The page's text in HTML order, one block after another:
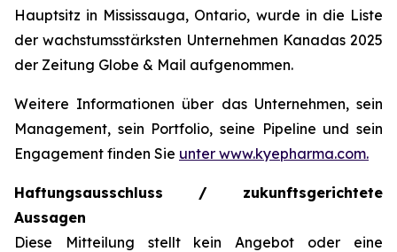
Hauptsitz in Mississauga, Ontario, wurde in die Liste
der wachstumsstärksten Unternehmen Kanadas 2025
der Zeitung Globe & Mail aufgenommen.
Weitere Informationen über das Unternehmen, sein
Management, sein Portfolio, seine Pipeline und sein
Engagement finden Sie unter www.kyepharma.com.
Haftungsausschluss / zukunftsgerichtete
Aussagen
Diese Mitteilung stellt kein Angebot oder eine